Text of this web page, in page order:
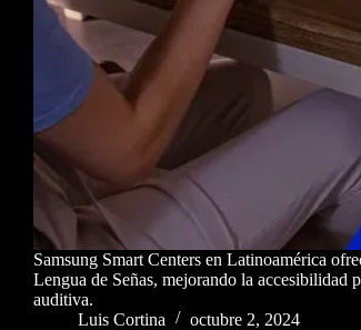
Samsung Smart Centers en Latinoamérica
Lengua de Señas, mejorando la accesibilidad
auditiva.
Luis Cortina
octubre 2, 2024